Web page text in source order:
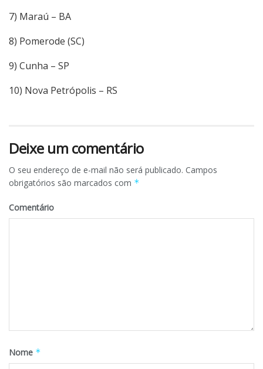
7) Maraú – BA
8) Pomerode (SC)
9) Cunha – SP
10) Nova Petrópolis – RS
Deixe um comentário
O seu endereço de e-mail não será publicado. Campos
obrigatórios são marcados com *
Comentário
Nome *